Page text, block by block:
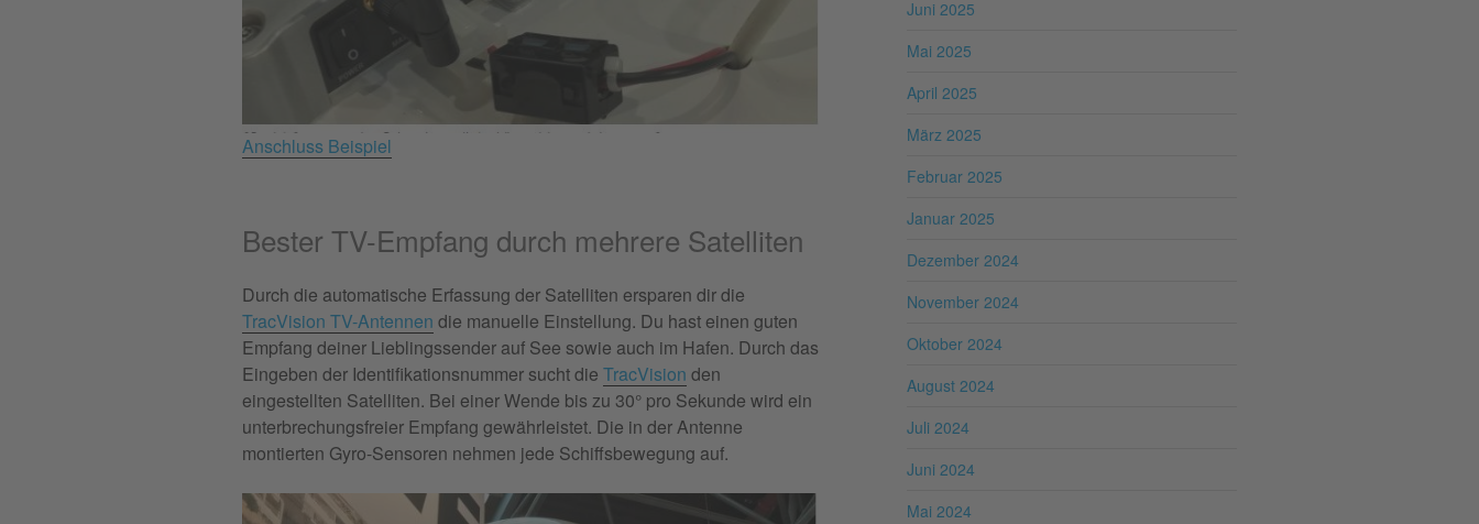
Anschluss Beispiel
Bester TV-Empfang durch mehrere Satelliten
Durch die automatische Erfassung der Satelliten ersparen dir die
TracVision TV-Antennen die manuelle Einstellung. Du hast einen guten
Empfang deiner Lieblingssender auf See sowie auch im Hafen. Durch das
Eingeben der Identifikationsnummer sucht die TracVision den
eingestellten Satelliten. Bei einer Wende bis zu 30° pro Sekunde wird ein
unterbrechungsfreier Empfang gewährleistet. Die in der Antenne
montierten Gyro-Sensoren nehmen jede Schiffsbewegung auf.
Juni 2025
Mai 2025
April 2025
März 2025
Februar 2025
Januar 2025
Dezember 2024
November 2024
Oktober 2024
August 2024
Juli 2024
Juni 2024
Mai 2024